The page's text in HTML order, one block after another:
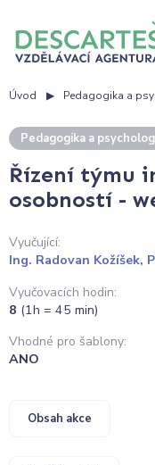
Úvod Pedagogika a
Pedagogika a
Řízení týmu
osobností -
Vyučující:
Ing. Radovan Kožíšek,
Vyučovacích hodin:
8 (1h = 45 min)
Vhodné pro šablony:
ANO
Obsah akce